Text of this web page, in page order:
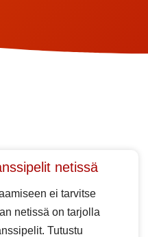
netissä
ei tarvitse
netissä on tarjolla
Tutustu